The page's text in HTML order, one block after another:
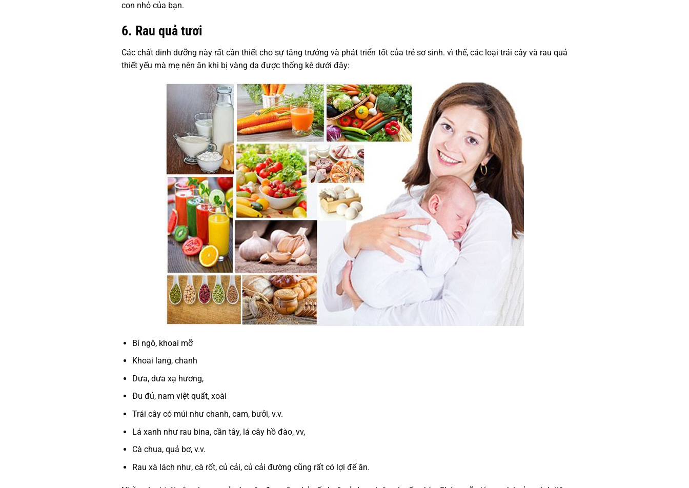
con nhỏ của bạn.
6. Rau quả tươi
Các chất dinh dưỡng này rất cần thiết cho sự tăng trưởng và phát triển tốt của trẻ sơ sinh. vì thế, các loại trái cây và rau quả
thiết yếu mà mẹ nên ăn khi bị vàng da được thống kê dưới đây:
Bí ngô, khoai mỡ
Khoai lang, chanh
Dưa, dưa xạ hương,
Đu đủ, nam việt quất, xoài
Trái cây có múi như chanh, cam, bưởi, v.v.
Lá xanh như rau bina, cần tây, lá cây hồ đào, vv,
Cà chua, quả bơ, v.v.
Rau xà lách như, cà rốt, củ cải, củ cải đường cũng rất có lợi để ăn.